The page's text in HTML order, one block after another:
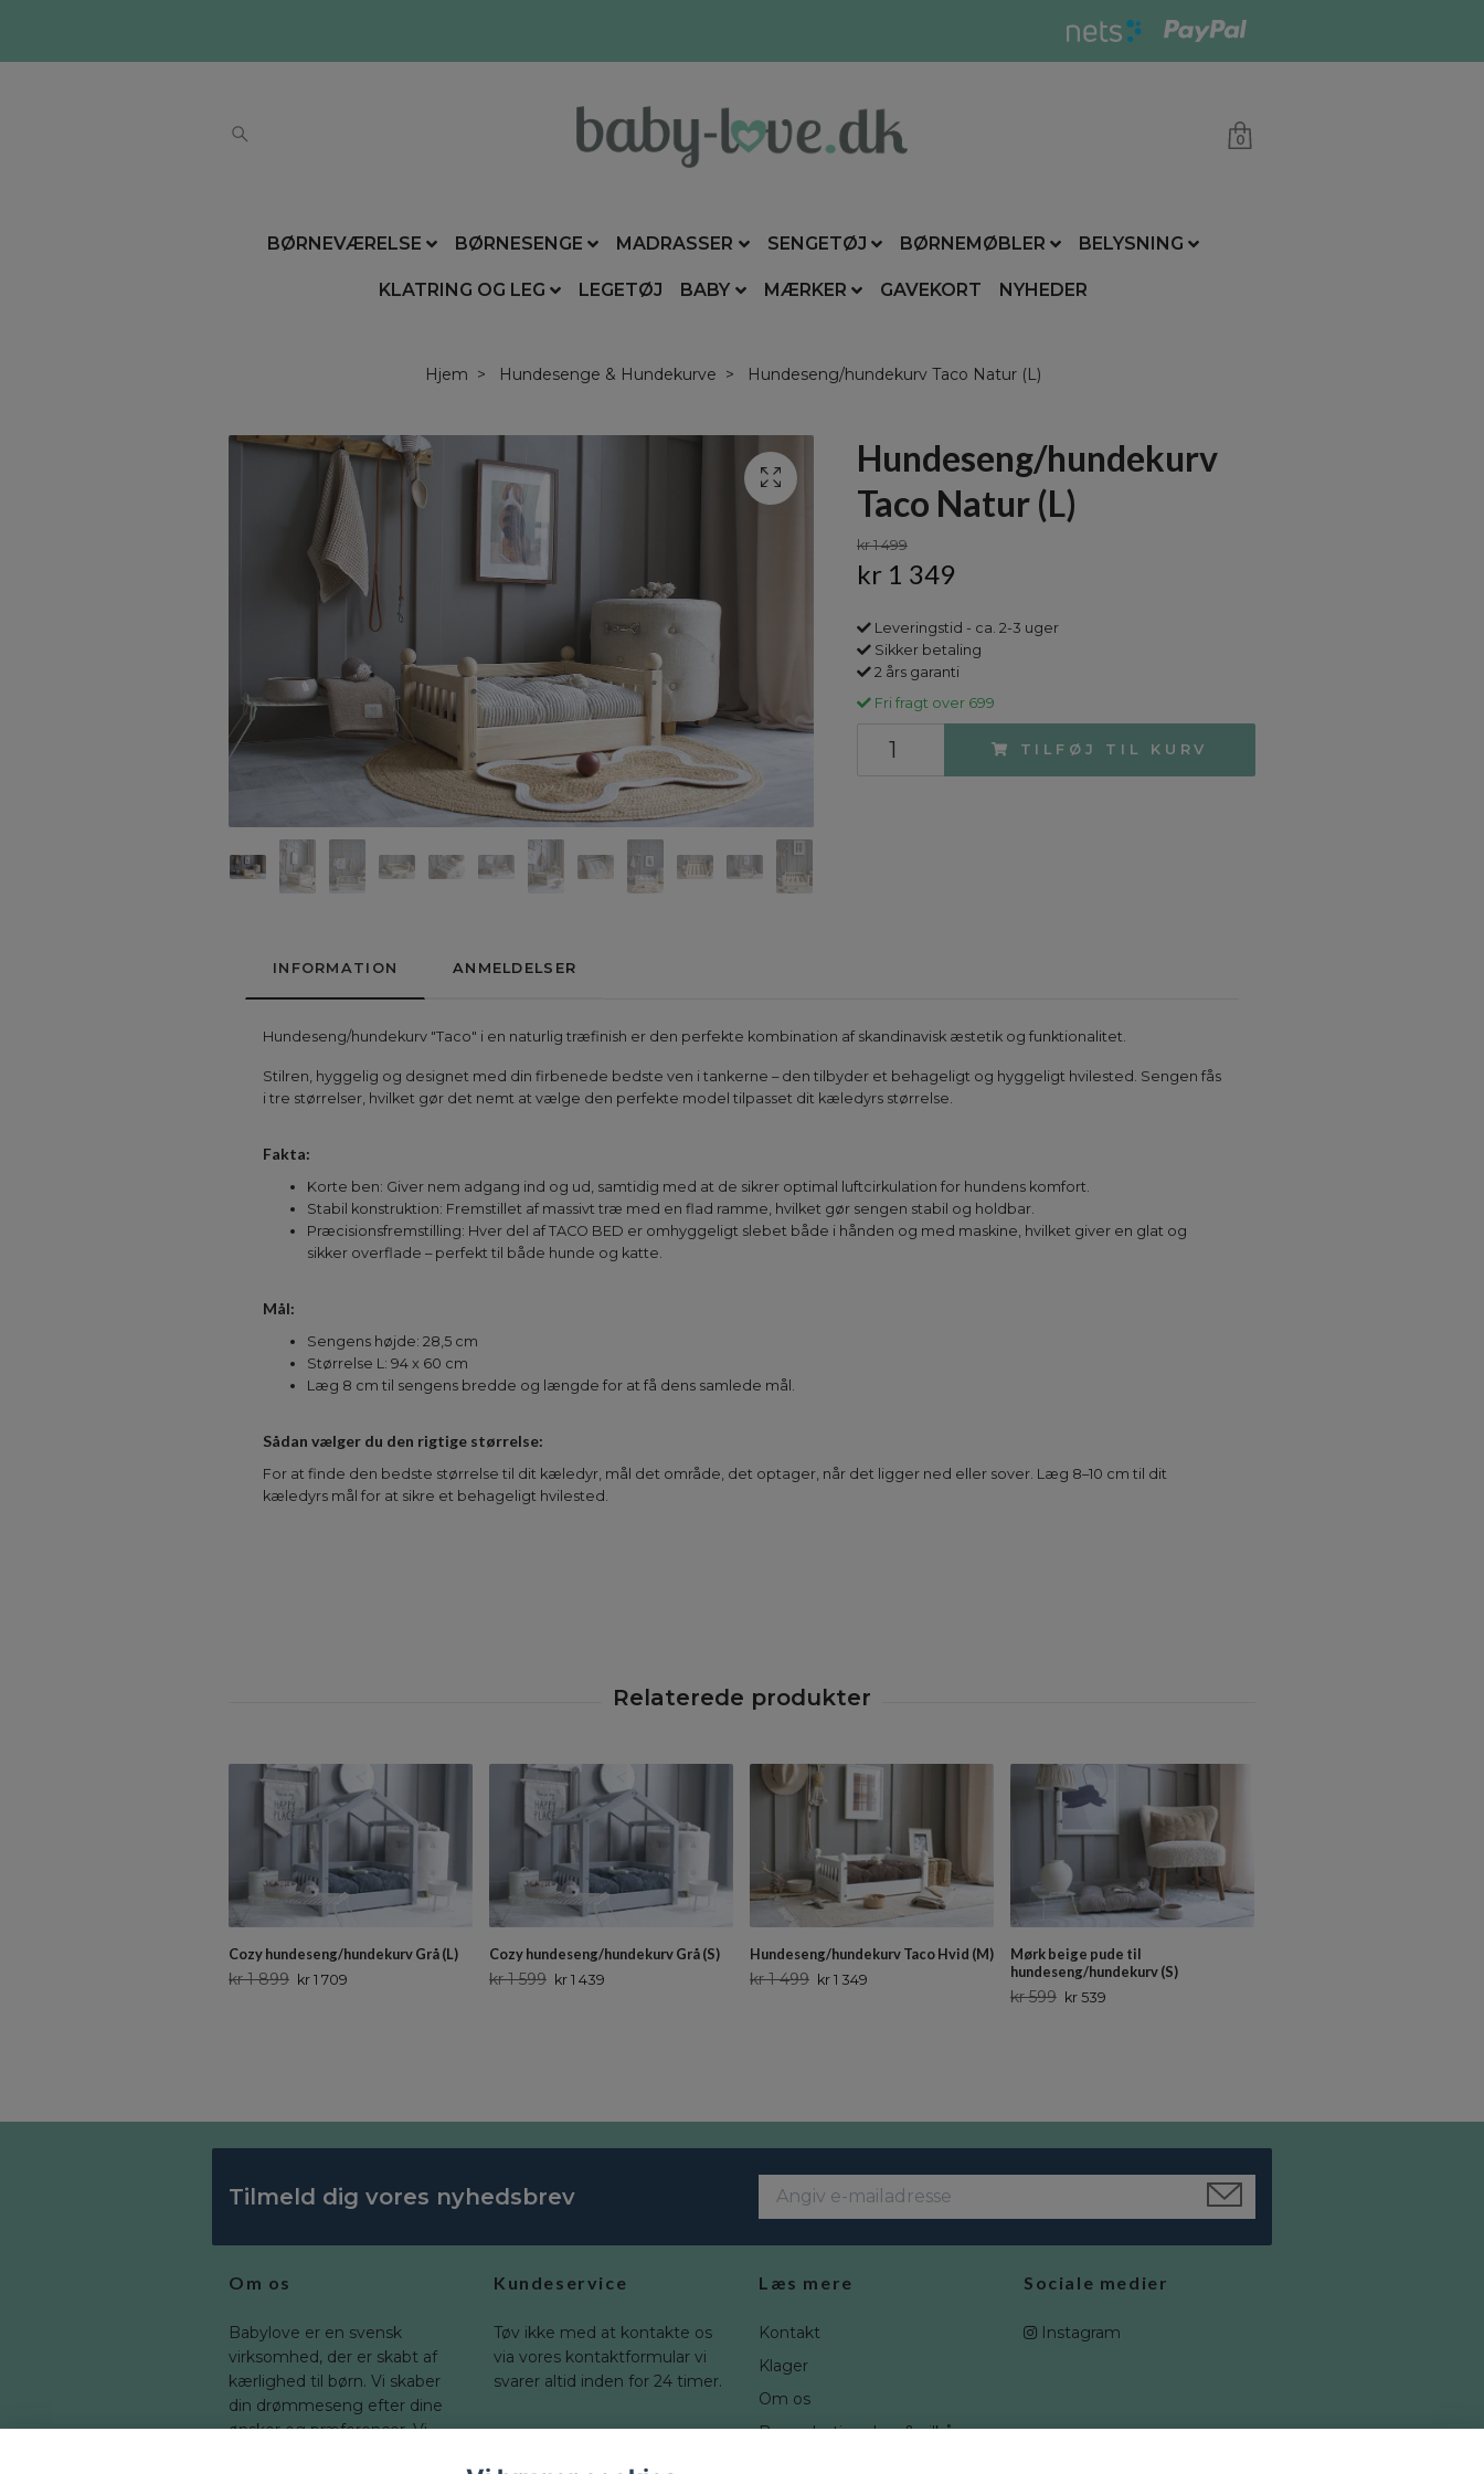
0
BØRNEVÆRELSE BØRNESENGE MADRASSER SENGETØJ BØRNEMØBLER BELYSNING
KLATRING OG LEG LEGETØJ BABY MÆRKER GAVEKORT NYHEDER
Hjem Hundesenge & Hundekurve Hundeseng/hundekurv Taco Natur (L)
Hundeseng/hundekurv
Taco Natur (L)
kr 1 499
kr 1 349
Leveringstid - ca. 2-3 uger
Sikker betaling
2 års garanti
Fri fragt over 699
TILFØJ TIL KURV
INFORMATION ANMELDELSER
Hundeseng/hundekurv "Taco" i en naturlig træfinish er den perfekte kombination af skandinavisk æstetik og funktionalitet.
Stilren, hyggelig og designet med din firbenede bedste ven i tankerne – den tilbyder et behageligt og hyggeligt hvilested. Sengen fås
i tre størrelser, hvilket gør det nemt at vælge den perfekte model tilpasset dit kæledyrs størrelse.
Fakta:
Korte ben: Giver nem adgang ind og ud, samtidig med at de sikrer optimal luftcirkulation for hundens komfort.
Stabil konstruktion: Fremstillet af massivt træ med en flad ramme, hvilket gør sengen stabil og holdbar.
Præcisionsfremstilling: Hver del af TACO BED er omhyggeligt slebet både i hånden og med maskine, hvilket giver en glat og
sikker overflade – perfekt til både hunde og katte.
Mål:
Sengens højde: 28,5 cm
Størrelse L: 94 x 60 cm
Læg 8 cm til sengens bredde og længde for at få dens samlede mål.
Sådan vælger du den rigtige størrelse:
For at finde den bedste størrelse til dit kæledyr, mål det område, det optager, når det ligger ned eller sover. Læg 8–10 cm til dit
kæledyrs mål for at sikre et behageligt hvilested.
Cozy hundeseng/hundekurv Grå (L)
kr 1 899 kr 1 709
Cozy hundeseng/hundekurv Grå (S)
kr 1 599 kr 1 439
Hundeseng/hundekurv Taco Hvid (M)
kr 1 499 kr 1 349
Mørk beige pude til
hundeseng/hundekurv (S)
kr 599 kr 539
Tilmeld dig vores nyhedsbrev
Om os
Babylove er en svensk
virksomhed, der er skabt af
kærlighed til børn. Vi skaber
din drømmeseng efter dine
ønsker og præferencer. Vi
Kundeservice
Tøv ikke med at kontakte os
via vores kontaktformular vi
svarer altid inden for 24 timer.
Læs mere
Kontakt
Klager
Om os
Brugerbetingelser & vilkår
Sociale medier
Instagram